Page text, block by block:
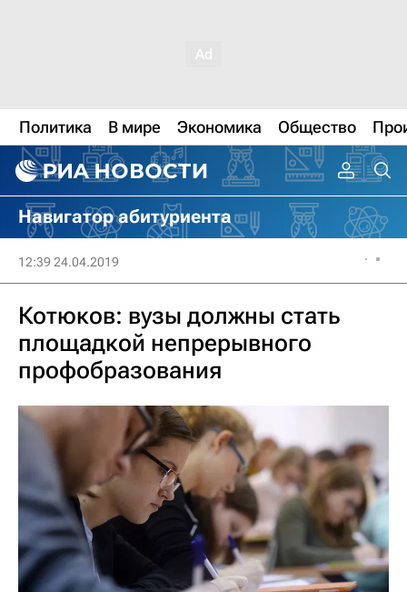
Политика В мире Экономика Общество
Навигатор абитуриента
12:39 24.04.2019
Котюков: вузы должны стать
площадкой непрерывного
профобразования